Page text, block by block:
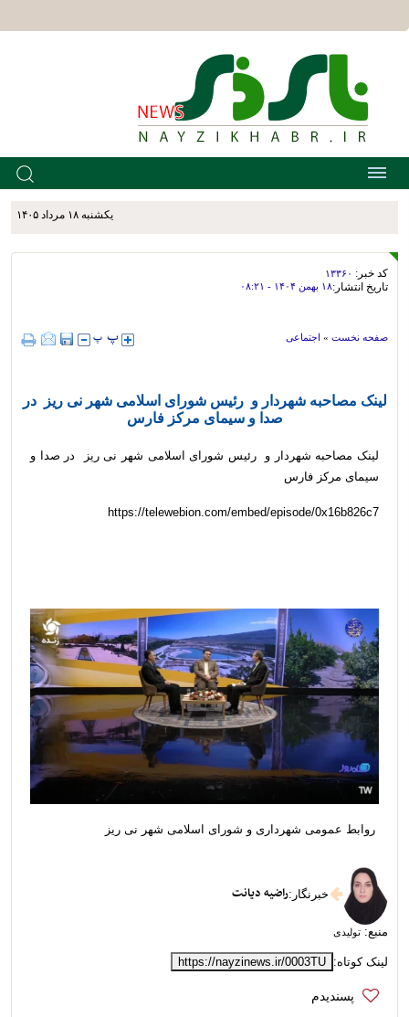
يکشنبه ۱۸ مرداد ۱۴۰۵
کد خبر: ۱۳۳۶۰
تاریخ انتشار:۱۸ بهمن ۱۴۰۴ - ۰۸:۲۱
صفحه نخست » اجتماعی
لینک مصاحبه شهردار و رئیس شورای اسلامی شهر نی ریز در
صدا و سیمای مرکز فارس
لینک مصاحبه شهردار و رئیس شورای اسلامی شهر نی ریز در صدا و
سیمای مرکز فارس
https://telewebion.com/embed/episode/0x16b826c7
روابط عمومی شهرداری و شورای اسلامی شهر نی ریز
خبرنگار :راضیه دیانت
منبع: تولیدی
لینک کوتاه: https://nayzinews.ir/0003TU